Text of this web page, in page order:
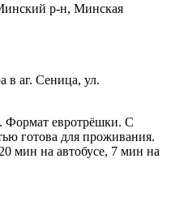
р-н, Минская
в аг. Сеница, ул.
Формат евротрёшки. С
готова для проживания.
мин на автобусе, 7 мин на